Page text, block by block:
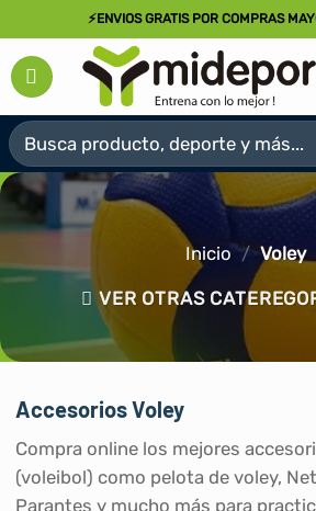
al
contenido
⚡ENVIOS GRATIS POR COMPRAS
Buscar
por:
Inicio / Voley
VER OTRAS
Accesorios Voley
Compra online los mejores
(voleibol) como pelota de voley,
Parantes y mucho más para